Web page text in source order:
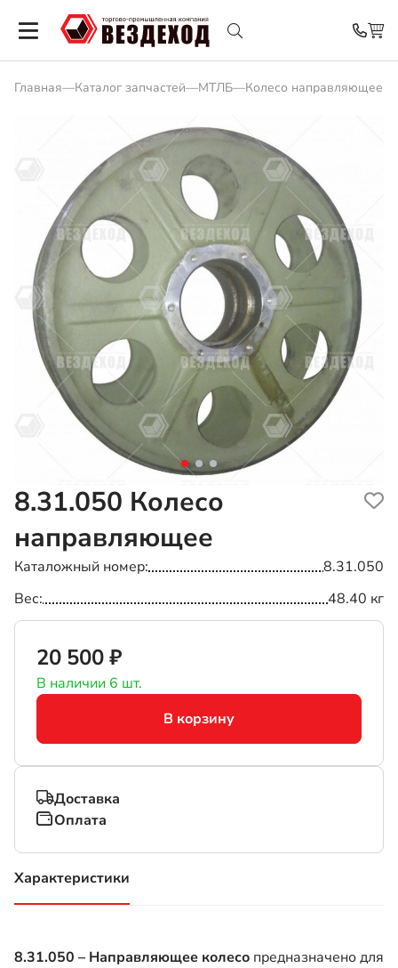
Главная—Каталог запчастей—МТЛБ—Колесо направляющее
8.31.050 Колесо
направляющее
Каталожный номер
8.31.050
Вес
48.40 кг
20 500 ₽
В наличии 6 шт.
В корзину
Доставка
Оплата
Характеристики
(активная вкладка)
8.31.050 – Направляющее колесо предназначено для